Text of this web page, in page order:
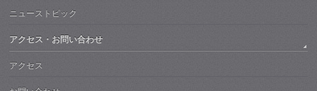
ニューストピック
アクセス・お問い合わせ
アクセス